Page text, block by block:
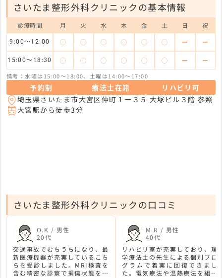
さいたま整形外科クリニックの基本情報
診療時間 月 火 水 木 金 土 日 祝
9:00～12:00 ◯ ◯ ◯ ◯ ◯ ◯ ー ー
15:00〜18:30 ◯ ◯ ◯ ◯ ◯ ◯ ー ー
備考：水曜は15:00～18:00、土曜は14:00～17:00
予約制 療法士在籍
リハビリ可
埼玉県さいたま市大宮区仲町１ー３５ 大塚ビル３階参照
大宮駅から徒歩3分
さいたま整形外科クリニックの口コミ
O.K / 男性
20代
交通事故でむちうちになり、最
新医療機器が充実しているこち
らを受診しました。MRI検査を
含む精密な診察で損傷状態を詳
M.R / 男性
40代
リハビリ室が充実しており、理
学療法士の先生による個別プロ
グラムで着実に回復できまし
た。電気療法や温熱療法を組み